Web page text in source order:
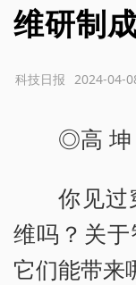
维研制
2024-04-
科技日报
◎高 坤
你见过
维吗？关
它们能带来